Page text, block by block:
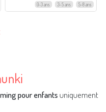
0-3 ans 3-5 ans 5-8 ans
pour enfants uniquement